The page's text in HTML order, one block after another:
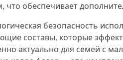
что обеспечивает
безопасность
составы, которые
актуально для семей с